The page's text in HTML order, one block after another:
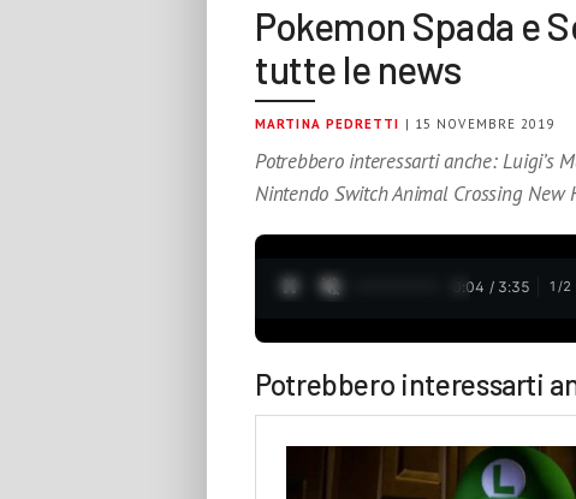
Pokemon Spada e
tutte le news
MARTINA PEDRETTI | 15 NOVEMBRE 2019
Potrebbero interessarti anche: Luigi’s
Nintendo Switch Animal Crossing New
0:05 / 3:35 1 /2
Potrebbero interessarti